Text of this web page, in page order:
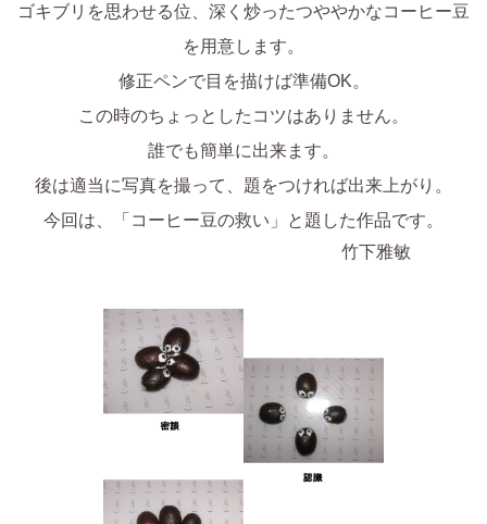
ゴキブリを思わせる位、深く炒ったつややかなコーヒー豆
を用意します。
修正ペンで目を描けば準備OK。
この時のちょっとしたコツはありません。
誰でも簡単に出来ます。
後は適当に写真を撮って、題をつければ出来上がり。
今回は、「コーヒー豆の救い」と題した作品です。
竹下雅敏